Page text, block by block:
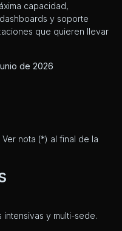
capacidad,
y soporte
que quieren llevar
de 2026
nota (*) al final de la
y multi-sede.